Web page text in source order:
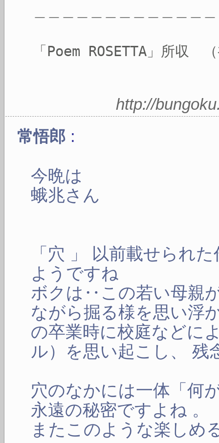
「Poem ROSETTA」所収
http://
常悟郎 :
今晩は
蛾兆さん
「穴 」 以前載せられ
ようですね
ボクは‥この若い母親
ながら掘る様を思い浮
の卒業時に校庭などに
ル）を思い起こし、 残
穴のなかには一体「何
永遠の秘密ですよね 。
またこのような楽しめ